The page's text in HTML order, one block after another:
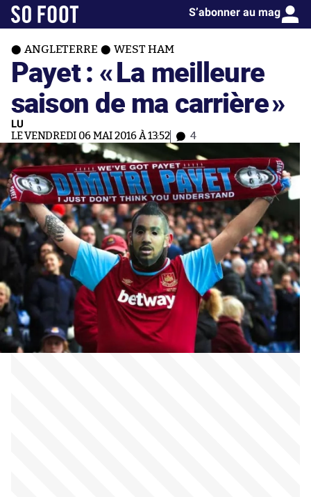
S’abonner au mag
ANGLETERRE WEST HAM
Payet : «La meilleure
saison de ma carrière»
LU
LE VENDREDI 06 MAI 2016 À 13:52 4